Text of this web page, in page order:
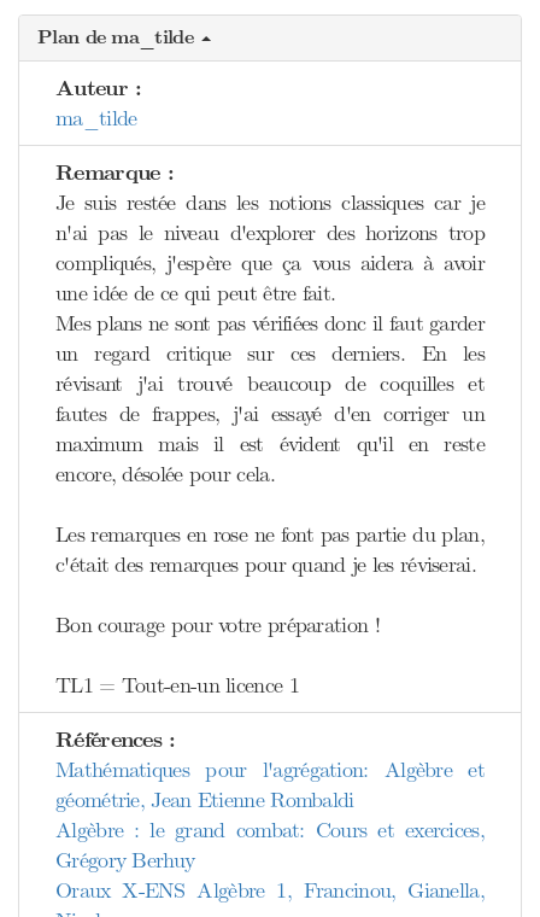
Plan de ma_tilde
Auteur :
ma_tilde
Remarque :
Je suis restée dans les notions classiques car je
n'ai pas le niveau d'explorer des horizons trop
compliqués, j'espère que ça vous aidera à avoir
une idée de ce qui peut être fait.
Mes plans ne sont pas vérifiées donc il faut garder
un regard critique sur ces derniers. En les
révisant j'ai trouvé beaucoup de coquilles et
fautes de frappes, j'ai essayé d'en corriger un
maximum mais il est évident qu'il en reste
encore, désolée pour cela.
Les remarques en rose ne font pas partie du plan,
c'était des remarques pour quand je les réviserai.
Bon courage pour votre préparation !
TL1 = Tout-en-un licence 1
Références :
Mathématiques pour l'agrégation: Algèbre et
géométrie, Jean Etienne Rombaldi
Algèbre : le grand combat: Cours et exercices,
Grégory Berhuy
Oraux X-ENS Algèbre 1, Francinou, Gianella,